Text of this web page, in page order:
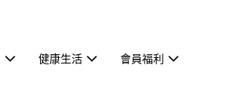
健康生活 會員福利